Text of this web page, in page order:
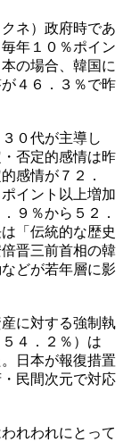
ネ）政府時であ
年１０％ポイン
の場合、韓国に
４６．３％で昨
０代が主導し
否定的感情は昨
感情が７２．
イント以上増加
９％から５２．
「伝統的な歴史
晋三前首相の韓
どが若年層に影
に対する強制執
４．２％）は
日本が報復措置
民間次元で対応
れわれにとって